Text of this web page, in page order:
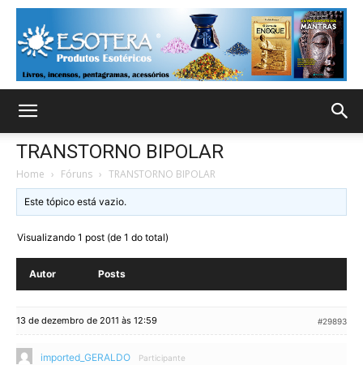
TRANSTORNO BIPOLAR
Home › Fóruns › TRANSTORNO BIPOLAR
Este tópico está vazio.
Visualizando 1 post (de 1 do total)
Autor Posts
13 de dezembro de 2011 às 12:59 #29893
imported_GERALDO Participante